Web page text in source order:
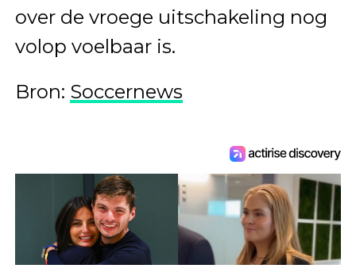
over de vroege uitschakeling nog
volop voelbaar is.
Bron: Soccernews